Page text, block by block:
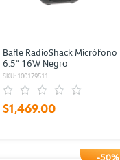
Bafle RadioShack Micrófono
6.5" 16W Negro
SKU: 100179511
$1,469.00
-50%